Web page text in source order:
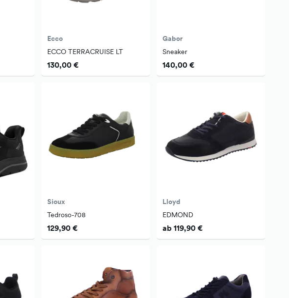
Ecco
ECCO TERRACRUISE LT
130,00 €
Gabor
Sneaker
140,00 €
Sioux
Tedroso-708
129,90 €
Lloyd
EDMOND
ab 119,90 €